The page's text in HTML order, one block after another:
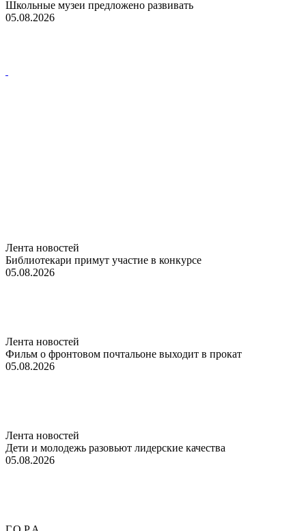
Школьные музеи предложено развивать
05.08.2026
Лента новостей
Библиотекари примут участие в конкурсе
05.08.2026
Лента новостей
Фильм о фронтовом почтальоне выходит в прокат
05.08.2026
Лента новостей
Дети и молодежь разовьют лидерские качества
05.08.2026